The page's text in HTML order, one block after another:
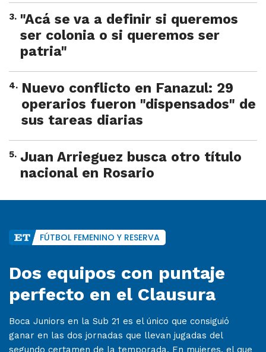
3. "Acá se va a definir si queremos
ser colonia o si queremos ser
patria"
4. Nuevo conflicto en Fanazul: 29
operarios fueron "dispensados" de
sus tareas diarias
5. Juan Arrieguez busca otro título
nacional en Rosario
FÚTBOL FEMENINO Y RESERVA
Dos equipos con puntaje
perfecto en el Clausura
Boca Juniors en la Sub 21 es el único que consiguió
ganar en las dos jornadas que llevan jugadas del
segundo certamen de la temporada. En mujeres, el que